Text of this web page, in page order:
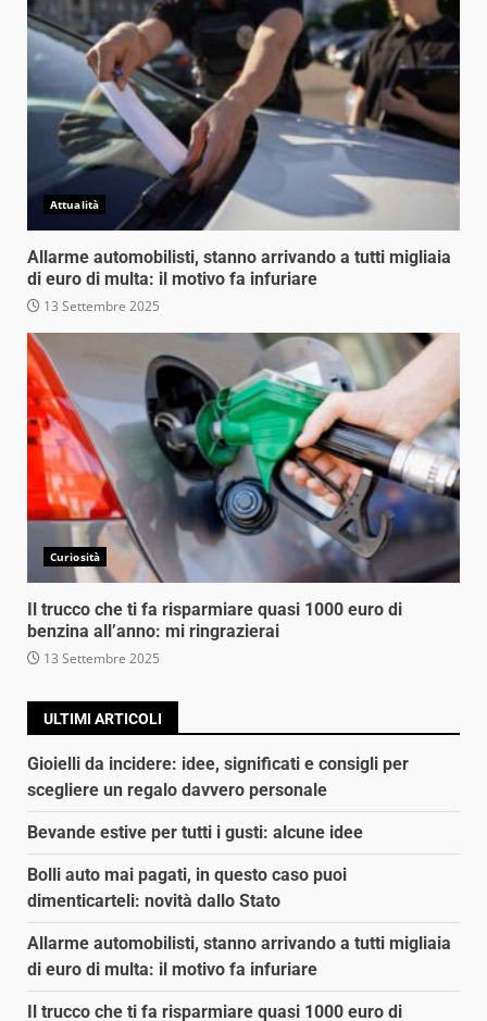
Attualità
Allarme automobilisti, stanno arrivando a tutti migliaia
di euro di multa: il motivo fa infuriare
13 Settembre 2025
Curiosità
Il trucco che ti fa risparmiare quasi 1000 euro di
benzina all’anno: mi ringrazierai
13 Settembre 2025
ULTIMI ARTICOLI
Gioielli da incidere: idee, significati e consigli per
scegliere un regalo davvero personale
Bevande estive per tutti i gusti: alcune idee
Bolli auto mai pagati, in questo caso puoi
dimenticarteli: novità dallo Stato
Allarme automobilisti, stanno arrivando a tutti migliaia
di euro di multa: il motivo fa infuriare
Il trucco che ti fa risparmiare quasi 1000 euro di